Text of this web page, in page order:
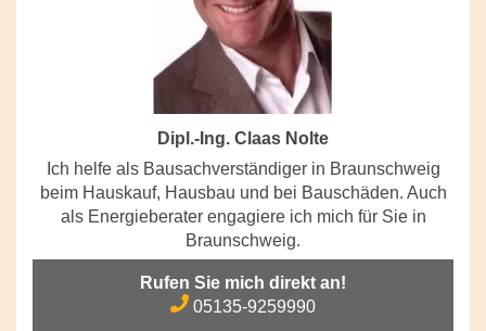
Dipl.-Ing. Claas Nolte
Ich helfe als Bausachverständiger in Braunschweig
beim Hauskauf, Hausbau und bei Bauschäden. Auch
als Energieberater engagiere ich mich für Sie in
Braunschweig.
Rufen Sie mich direkt an!
05135-9259990